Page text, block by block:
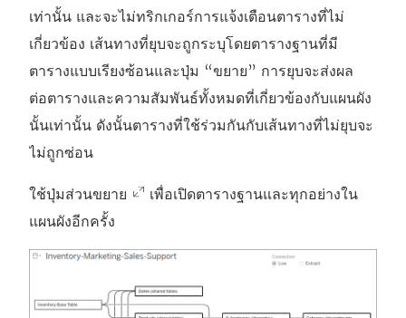
เท่านั้น และจะไม่ทริกเกอร์การแจ้งเตือนตารางที่ไม่
เกี่ยวข้อง เส้นทางที่ยุบจะถูกระบุโดยตารางฐานที่มี
ตารางแบบเรียงซ้อนและปุ่ม “ขยาย” การยุบจะส่งผล
ต่อตารางและความสัมพันธ์ทั้งหมดที่เกี่ยวข้องกับแผนผัง
นั้นเท่านั้น ดังนั้นตารางที่ใช้ร่วมกันกับเส้นทางที่ไม่ยุบจะ
ไม่ถูกซ่อน
ใช้ปุ่มส่วนขยาย
เพื่อเปิดตารางฐานและทุกอย่างใน
แผนผังอีกครั้ง